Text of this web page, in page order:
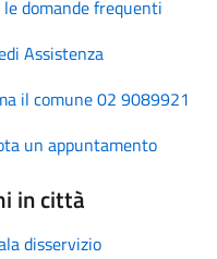
le domande frequenti
Assistenza
il comune 02 9089921
un appuntamento
in città
disservizio